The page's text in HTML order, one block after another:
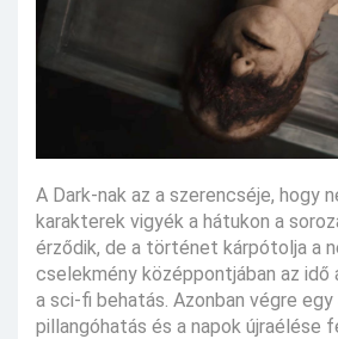
A Dark-nak az a szerencséje, hogy
karakterek vigyék a hátukon a
érződik, de a történet kárpótolja a
cselekmény középpontjában az
a sci-fi behatás. Azonban végre
pillangóhatás és a napok újraélése